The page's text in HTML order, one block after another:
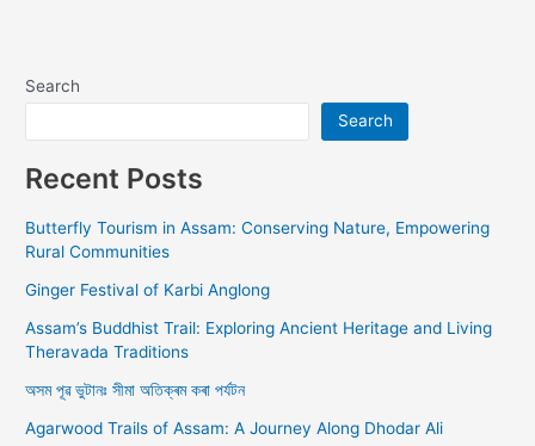
Search
Search
Recent Posts
Butterfly Tourism in Assam: Conserving Nature, Empowering
Rural Communities
Ginger Festival of Karbi Anglong
Assam’s Buddhist Trail: Exploring Ancient Heritage and Living
Theravada Traditions
অসম পূৱ ভুটানঃ সীমা অতিক্ৰম কৰা পৰ্যটন
Agarwood Trails of Assam: A Journey Along Dhodar Ali